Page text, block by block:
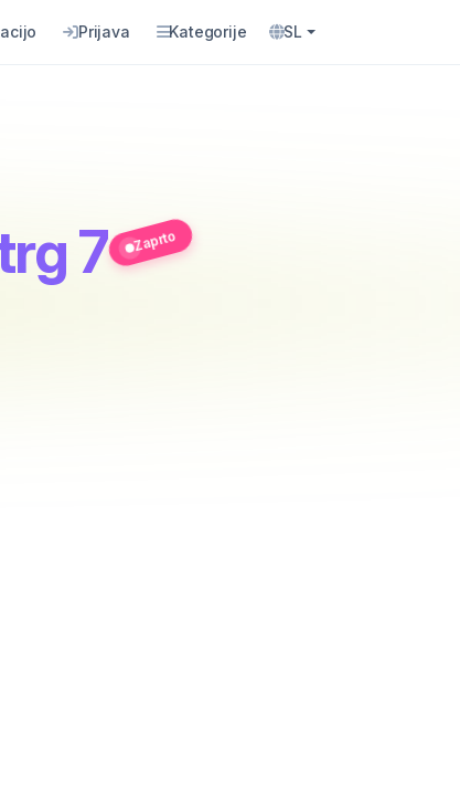
Prijava Kategorije SL
7 Zaprto